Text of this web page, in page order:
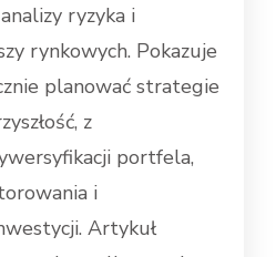
ryzyka i
rynkowych. Pokazuje
planować strategie
z
portfela,
i
Artykuł